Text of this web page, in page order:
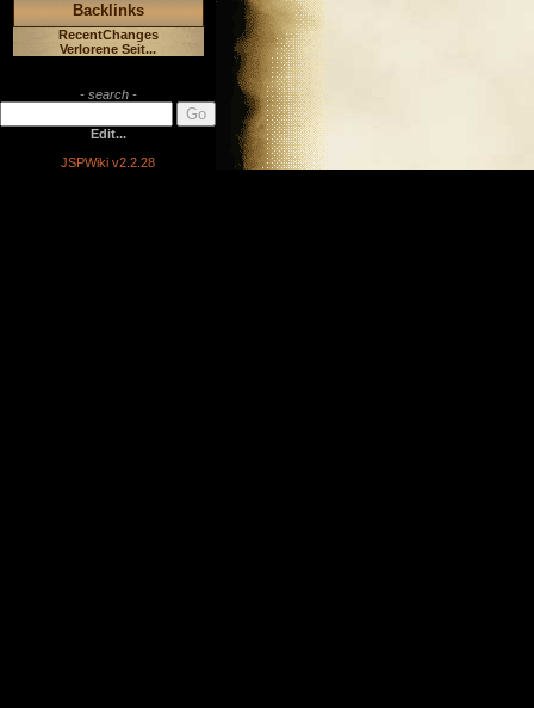
Backlinks
RecentChanges
Verlorene Seit...
- search -
Edit...
JSPWiki v2.2.28